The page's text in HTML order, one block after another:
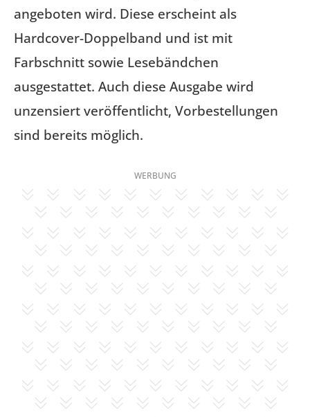
angeboten wird. Diese erscheint als
Hardcover-Doppelband und ist mit
Farbschnitt sowie Lesebändchen
ausgestattet. Auch diese Ausgabe wird
unzensiert veröffentlicht, Vorbestellungen
sind bereits möglich.
WERBUNG